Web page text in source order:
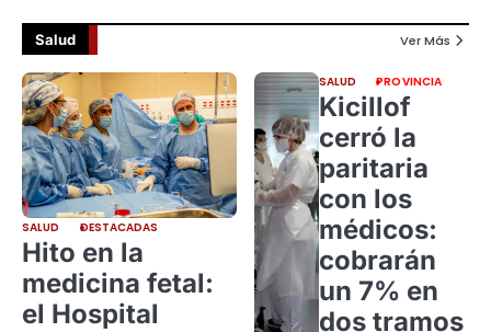
Salud Ver Más
SALUD DESTACADAS
Hito en la
medicina fetal:
el Hospital
SALUD PROVINCIA
Kicillof
cerró la
paritaria
con los
médicos:
cobrarán
un 7% en
dos tramos